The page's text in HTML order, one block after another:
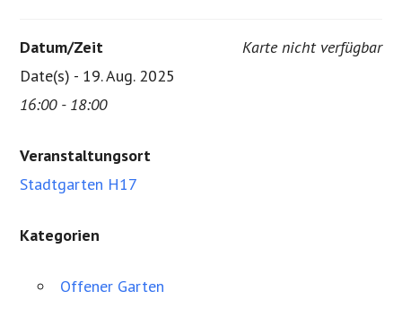
Karte nicht verfügbar
Datum/Zeit
Date(s) - 19. Aug. 2025
16:00 - 18:00
Veranstaltungsort
Stadtgarten H17
Kategorien
Offener Garten